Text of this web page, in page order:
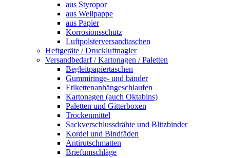
aus Styropor
aus Wellpappe
aus Papier
Korrosionsschutz
Luftpolsterversandtaschen
Heftgeräte / Druckluftnagler
Versandbedarf / Kartonagen / Paletten
Begleitpapiertaschen
Gummiringe- und bänder
Etikettenanhängeschlaufen
Kartonagen (auch Oktabins)
Paletten und Gitterboxen
Trockenmittel
Sackverschlussdrähte und Blitzbinder
Kordel und Bindfäden
Antirutschmatten
Briefumschläge